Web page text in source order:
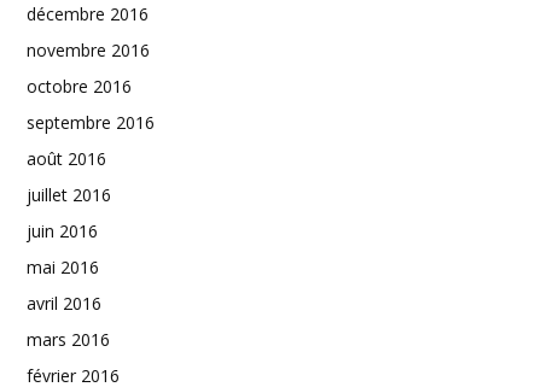
décembre 2016
novembre 2016
octobre 2016
septembre 2016
août 2016
juillet 2016
juin 2016
mai 2016
avril 2016
mars 2016
février 2016